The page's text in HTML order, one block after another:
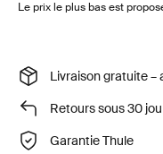
Le prix le plus bas est
Livraison gratuite –
Retours sous 30
Garantie Thule